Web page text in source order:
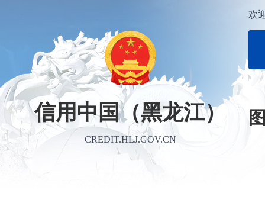
信用中国（黑龙江）
CREDIT.HLJ.GOV.CN
欢